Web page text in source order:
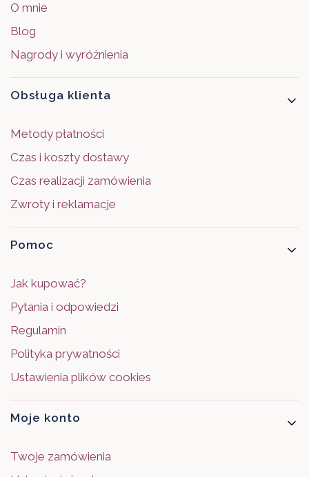
O mnie
Blog
Nagrody i wyróżnienia
Obsługa klienta
Metody płatności
Czas i koszty dostawy
Czas realizacji zamówienia
Zwroty i reklamacje
Pomoc
Jak kupować?
Pytania i odpowiedzi
Regulamin
Polityka prywatności
Ustawienia plików cookies
Moje konto
Twoje zamówienia